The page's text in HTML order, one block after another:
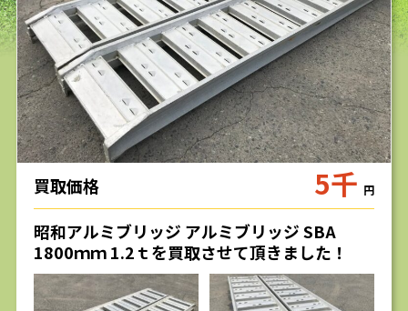
求人
買取価格 5千 円
昭和アルミブリッジ アルミブリッジ SBA
1800ｍｍ 1.2ｔを買取させて頂きました！